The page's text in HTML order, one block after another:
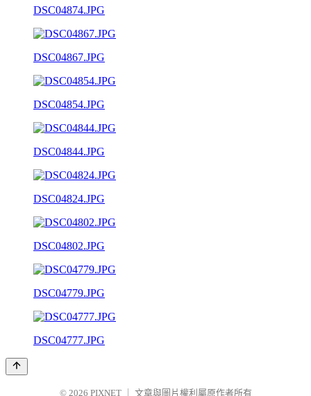
DSC04874.JPG
DSC04867.JPG
DSC04854.JPG
DSC04844.JPG
DSC04824.JPG
DSC04802.JPG
DSC04779.JPG
DSC04777.JPG
© 2026 PIXNET 文章與圖片權利屬原作者所有